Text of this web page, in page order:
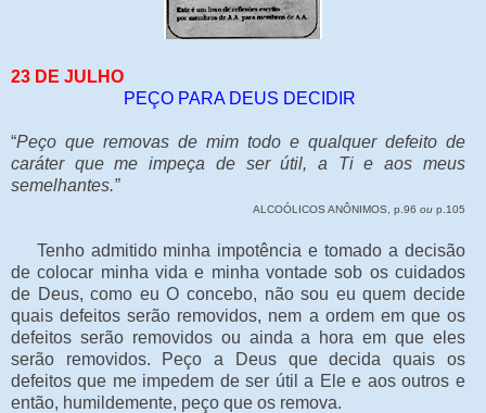
23 DE JULHO
PEÇO PARA DEUS DECIDIR
“Peço que removas de mim todo e qualquer defeito de
caráter que me impeça de ser útil, a Ti e aos meus
semelhantes.”
ALCOÓLICOS ANÔNIMOS, p.96 oup.105
Tenho admitido minha impotência e tomado a decisão
de colocar minha vida e minha vontade sob os cuidados
de Deus, como eu O concebo, não sou eu quem decide
quais defeitos serão removidos, nem a ordem em que os
defeitos serão removidos ou ainda a hora em que eles
serão removidos. Peço a Deus que decida quais os
defeitos que me impedem de ser útil a Ele e aos outros e
então, humildemente, peço que os remova.